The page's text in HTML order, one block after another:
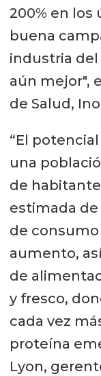
200% en los
buena
industria
aún mejor",
de Salud,
“El
una
de
estimada
de
aumento,
de
y fresco,
cada vez
proteína
Lyon,